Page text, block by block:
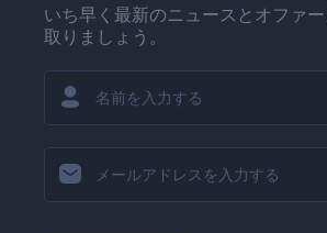
いち早く最新のニュースとオファ
取りましょう。